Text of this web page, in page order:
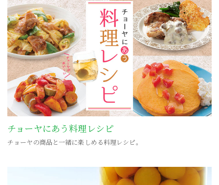
チョーヤにあう料理レシピ
チョーヤの商品と一緒に楽しめる料理レシピ。